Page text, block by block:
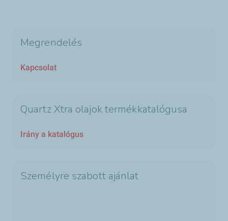
Megrendelés
Kapcsolat
Quartz Xtra olajok termékkatalógusa
Irány a katalógus
Személyre szabott ajánlat